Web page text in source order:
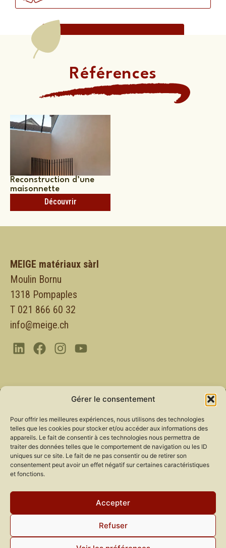
Gérer le consentement
Pour offrir les meilleures expériences, nous utilisons des technologies
telles que les cookies pour stocker et/ou accéder aux informations des
appareils. Le fait de consentir à ces technologies nous permettra de
traiter des données telles que le comportement de navigation ou les ID
uniques sur ce site. Le fait de ne pas consentir ou de retirer son
consentement peut avoir un effet négatif sur certaines caractéristiques
et fonctions.
Accepter
Refuser
Références
Reconstruction d’une
maisonnette
Découvrir
MEIGE matériaux sàrl
Moulin Bornu
1318 Pompaples
T 021 866 60 32
info@meige.ch
Recevoir nos nouveautés ?
Abonnez-vous pour recevoir nos dernières
actualités.